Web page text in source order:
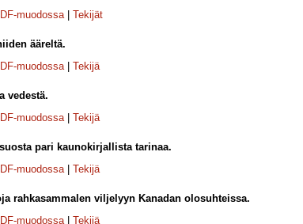
muodossa| Tekijät
ääreltä.
muodossa| Tekijä
vedestä.
muodossa| Tekijä
pari kaunokirjallista tarinaa.
muodossa| Tekijä
rahkasammalen viljelyyn Kanadan olosuhteissa.
muodossa| Tekijä